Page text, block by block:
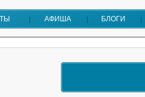
АФИША БЛОГИ